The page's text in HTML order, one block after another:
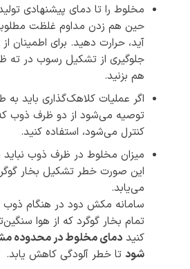
مخلوط را تا دمای پیشنهادی
حین هم زدن مداوم غلظت
آید، حرارت دهید. برای اطمینان
جلوگیری از تشکیل رسوب در ته
هم بزنید.
اگر عملیات کلاهک‌گذاری باید به
توصیه می‌شود از دو ظرف ذوب
کنترل می‌شود، استفاده کنید.
میزان مخلوط در ظرف ذوب
این صورت خطر تشکیل بخار
می‌یابد.
سامانه مکش دود در هنگام ذوب
تمام بخار گوگرد که از هوا
کنیددمای مخلوط در محدوده
شود تا خطر آلودگی کاهش یابد.